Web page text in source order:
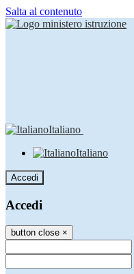
Salta al contenuto
Italiano
Italiano
Accedi
Accedi
button close ×